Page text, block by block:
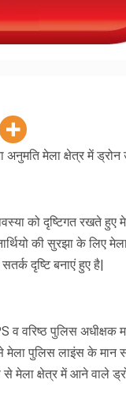
अनुमति मेला क्षेत्र में
को दृष्टिगत रखते
की सुरझा के लिए
दृष्टि बनाएं हुए है|
वरिष्ठ पुलिस अधीक्षक
मेला पुलिस लाइंस के मान
मेला क्षेत्र में आने वाले